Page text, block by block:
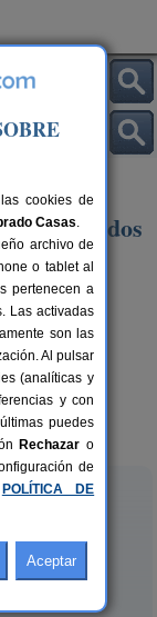
de Gredos
16+1 pers.
38 €
cookies de
Casas.
archivo de
o tablet al
pertenecen a
Las activadas
son las
Al pulsar
(analíticas y
y con
puedes
Rechazar o
de
POLÍTICA DE